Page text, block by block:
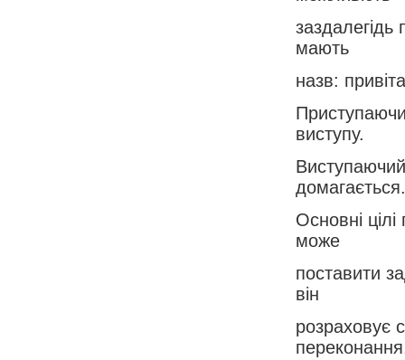
заздалегідь
мають
назв:
виступу.
домагається.
Основні
може
поставити
він
розраховує